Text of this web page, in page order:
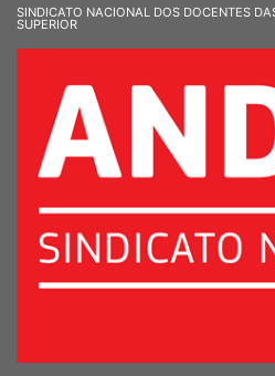
SINDICATO NACIONAL DOS DOCENTES
SUPERIOR